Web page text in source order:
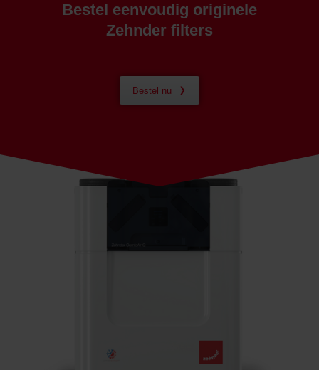
Bestel eenvoudig originele
Zehnder filters
Bestel nu